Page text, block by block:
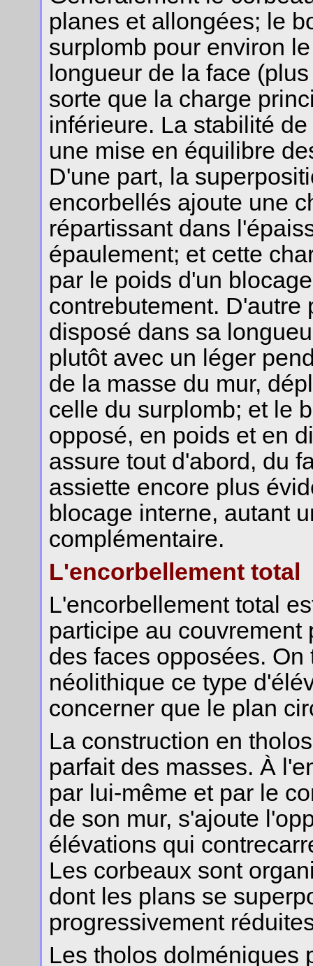
planes et allongées; le
surplomb pour environ
longueur de la face
sorte que la charge
inférieure. La stabilité
une mise en équilibre
D'une part, la
encorbellés ajoute une
répartissant dans
épaulement; et cette
par le poids d'un
contrebutement. D'autre
disposé dans sa
plutôt avec un léger
de la masse du mur,
celle du surplomb; et le
opposé, en poids et en
assure tout d'abord, du
assiette encore plus
blocage interne, autant
complémentaire.
L'encorbellement total
L'encorbellement total
participe au couvrement
des faces opposées.
néolithique ce type
concerner que le plan
La construction en
parfait des masses. À
par lui-même et par le
de son mur, s'ajoute
élévations qui
Les corbeaux sont
dont les plans se
progressivement
Les tholos dolméniques